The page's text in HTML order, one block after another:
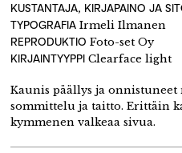
KUSTANTAJA, KIRJAPAINO JA
TYPOGRAFIA Irmeli Ilmanen
REPRODUKTIO Foto-set Oy
KIRJAINTYYPPI Clearface light
Kaunis päällys ja
sommittelu ja taitto. Erittäin
kymmenen valkeaa sivua.